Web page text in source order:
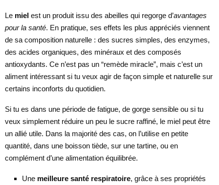
Le miel est un produit issu des abeilles qui regorge d’avantages
pour la santé. En pratique, ses effets les plus appréciés viennent
de sa composition naturelle : des sucres simples, des enzymes,
des acides organiques, des minéraux et des composés
antioxydants. Ce n’est pas un “remède miracle”, mais c’est un
aliment intéressant si tu veux agir de façon simple et naturelle sur
certains inconforts du quotidien.
Si tu es dans une période de fatigue, de gorge sensible ou si tu
veux simplement réduire un peu le sucre raffiné, le miel peut être
un allié utile. Dans la majorité des cas, on l’utilise en petite
quantité, dans une boisson tiède, sur une tartine, ou en
complément d’une alimentation équilibrée.
Une meilleure santé respiratoire, grâce à ses propriétés